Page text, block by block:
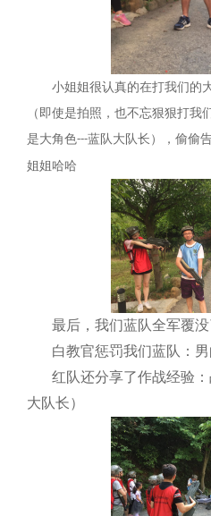
小姐姐很认真的在打我们的
（即使是拍照，也不忘狠狠打我
是大角色---蓝队大队长），偷偷
姐姐哈哈
最后，我们蓝队全军覆
白教官惩罚我们蓝队：
红队还分享了作战经验
大队长）